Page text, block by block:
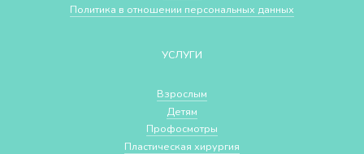
Политика в отношении персональных данных
УСЛУГИ
Взрослым
Детям
Профосмотры
Пластическая хирургия